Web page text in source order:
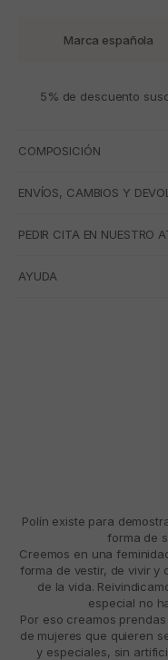
Marca española
5% de descuento
COMPOSICIÓN
ENVÍOS, CAMBIOS Y
PEDIR CITA EN NUESTRO
AYUDA
Polín existe para
forma de
Creemos en una
forma de vestir, de vivir y
de la vida.
especial no
Por eso creamos
de mujeres que quieren
y especiales, sin